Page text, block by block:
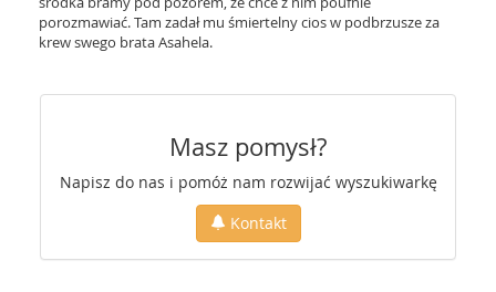
porozmawiać. Tam zadał mu śmiertelny cios w podbrzusze za
krew swego brata Asahela.
Masz pomysł?
Napisz do nas i pomóż nam rozwijać wyszukiwarkę
Kontakt